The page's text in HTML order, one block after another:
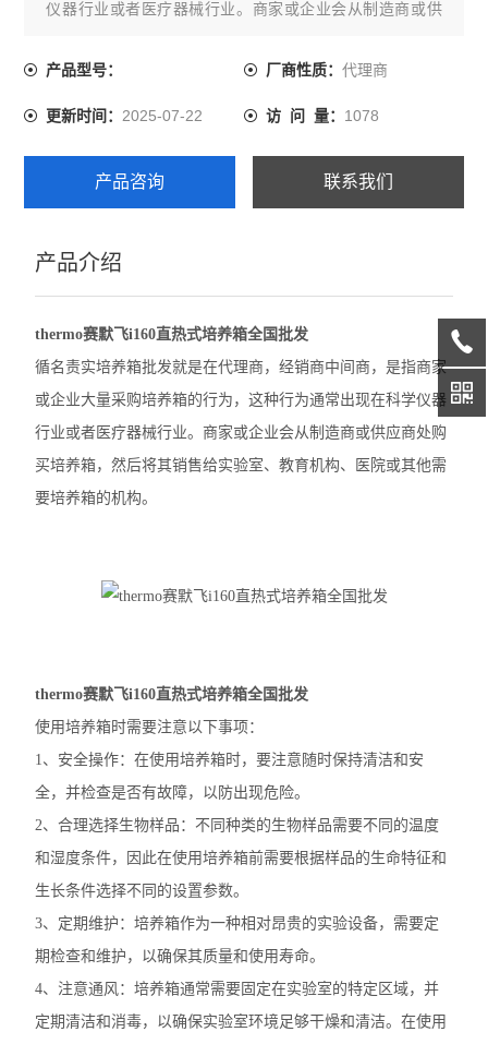
赛默飞Micro21微量离心机
赛默飞Micro17微量离心机
精骐摆床
精骐混匀仪
精骐干式恒温器
精骐振荡器/摇床
CryStal精骐振荡器/摇床
赛默飞ST1 Plus离心机
大龙移液器
大龙摇床
凯杰样本研磨仪TissueLyser III
艾本德5430R冷冻离心机
艾本德5425R冷冻离心机
艾本德5425微量离心机
艾本德MiniSpin离心机
赛默飞ST1R冷冻离心机
仪器行业或者医疗器械行业。商家或企业会从制造商或供
医院或其他需要培养箱的机构。
产品型号： 厂商性质： 代理商
更新时间：2025-07-22 访 问 量： 1078
产品咨询 联系我们
产品介绍
thermo赛默飞i160直热式培养箱全国批发
循名责实培养箱批发就是在代理商，经销商中间商，是指商家
或企业大量采购培养箱的行为，这种行为通常出现在科学仪器
行业或者医疗器械行业。商家或企业会从制造商或供应商处购
买培养箱，然后将其销售给实验室、教育机构、医院或其他需
要培养箱的机构。
thermo赛默飞i160直热式培养箱全国批发
使用培养箱时需要注意以下事项：
1、安全操作：在使用培养箱时，要注意随时保持清洁和安
全，并检查是否有故障，以防出现危险。
2、合理选择生物样品：不同种类的生物样品需要不同的温度
和湿度条件，因此在使用培养箱前需要根据样品的生命特征和
生长条件选择不同的设置参数。
3、定期维护：培养箱作为一种相对昂贵的实验设备，需要定
期检查和维护，以确保其质量和使用寿命。
4、注意通风：培养箱通常需要固定在实验室的特定区域，并
定期清洁和消毒，以确保实验室环境足够干燥和清洁。在使用